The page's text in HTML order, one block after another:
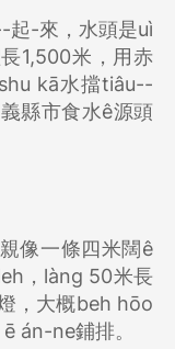
起-來，水頭是uì
1,500米，用赤
kā水擋tiâu--
縣市食水ê源頭
像一條四米闊ê
，làng 50米長
，大概beh hōo
án-ne鋪排。